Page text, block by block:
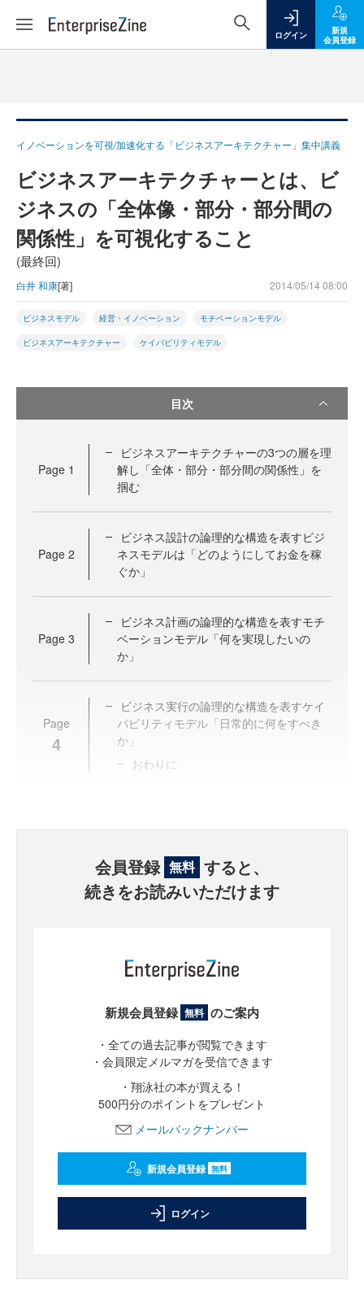
ログイン
新規
会員登録
イノベーションを可視/加速化する「ビジネスアーキテクチャー」集中講義
ビジネスアーキテクチャーとは、ビ
ジネスの「全体像・部分・部分間の
関係性」を可視化すること
(最終回)
白井 和康[著] 2014/05/14 08:00
ビジネスモデル 経営・イノベーション モチベーションモデル
ビジネスアーキテクチャー ケイパビリティモデル
目次
Page 1
ビジネスアーキテクチャーの3つの層を理
解し「全体・部分・部分間の関係性」を
掴む
Page 2
ビジネス設計の論理的な構造を表すビジ
ネスモデルは「どのようにしてお金を稼
ぐか」
Page 3
ビジネス計画の論理的な構造を表すモチ
ベーションモデル「何を実現したいの
か」
Page
4
ビジネス実行の論理的な構造を表すケイ
パビリティモデル「日常的に何をすべき
か」
おわりに
会員登録 無料 すると、
続きをお読みいただけます
新規会員登録 無料 のご案内
・全ての過去記事が閲覧できます
・会員限定メルマガを受信できます
・翔泳社の本が買える！
500円分のポイントをプレゼント
メールバックナンバー
新規会員登録 無料
ログイン